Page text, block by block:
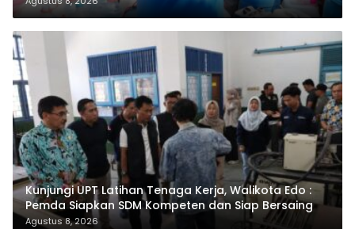
Kunjungi UPT Latihan Tenaga Kerja, Walikota Edo :
Pemda Siapkan SDM Kompeten dan Siap Bersaing
Agustus 8, 2026